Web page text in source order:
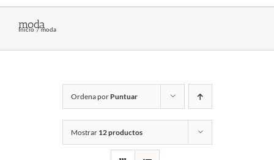
moda
Inicio moda
Ordena por Puntuar
Mostrar 12 productos